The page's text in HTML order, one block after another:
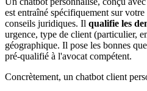
est entraîné spécifiquement sur
conseils juridiques. Il qualifie les
urgence, type de client (particulier,
géographique. Il pose les bonnes
pré-qualifié à l'avocat compétent.
Concrètement, un chatbot client